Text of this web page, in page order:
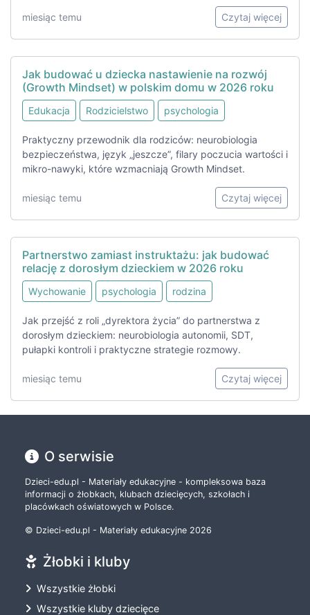
miesiąc temu Czytaj więcej
Jak budować u dziecka nastawienie na rozwój
(Growth Mindset) w polskim domu w 2026 roku
Edukacja Rodzicielstwo psychologia
Praktyczny przewodnik dla rodziców: neurobiologia
bezpieczeństwa, język „jeszcze”, filary poczucia wartości i
mikro-nawyki, które wzmacniają Growth Mindset.
miesiąc temu Czytaj więcej
Partnerstwo zamiast instruktażu: jak budować
relację z dorosłym dzieckiem w 2026 roku
Wychowanie psychologia rodzina
Jak przejść z roli „dyrektora życia” do partnerstwa z
dorosłym dzieckiem: neurobiologia autonomii, SDT,
pułapki kontroli i praktyczne strategie rozmowy.
miesiąc temu Czytaj więcej
O serwisie
Dzieci-edu.pl - Materiały edukacyjne - kompleksowa baza
informacji o żłobkach, klubach dziecięcych, szkołach i
placówkach oświatowych w Polsce.
© Dzieci-edu.pl - Materiały edukacyjne 2026
Żłobki i kluby
Wszystkie żłobki
Wszystkie kluby dziecięce